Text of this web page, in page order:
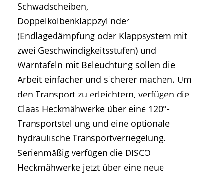
Schwadscheiben,
Doppelkolbenklappzylinder
(Endlagedämpfung oder Klappsystem mit
zwei Geschwindigkeitsstufen) und
Warntafeln mit Beleuchtung sollen die
Arbeit einfacher und sicherer machen. Um
den Transport zu erleichtern, verfügen die
Claas Heckmähwerke über eine 120°-
Transportstellung und eine optionale
hydraulische Transportverriegelung.
Serienmäßig verfügen die DISCO
Heckmähwerke jetzt über eine neue